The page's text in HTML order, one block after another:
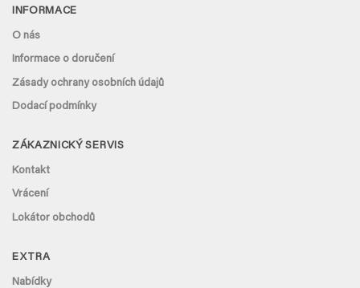
INFORMACE
O nás
Informace o doručení
Zásady ochrany osobních údajů
Dodací podmínky
ZÁKAZNICKÝ SERVIS
Kontakt
Vrácení
Lokátor obchodů
EXTRA
Nabídky